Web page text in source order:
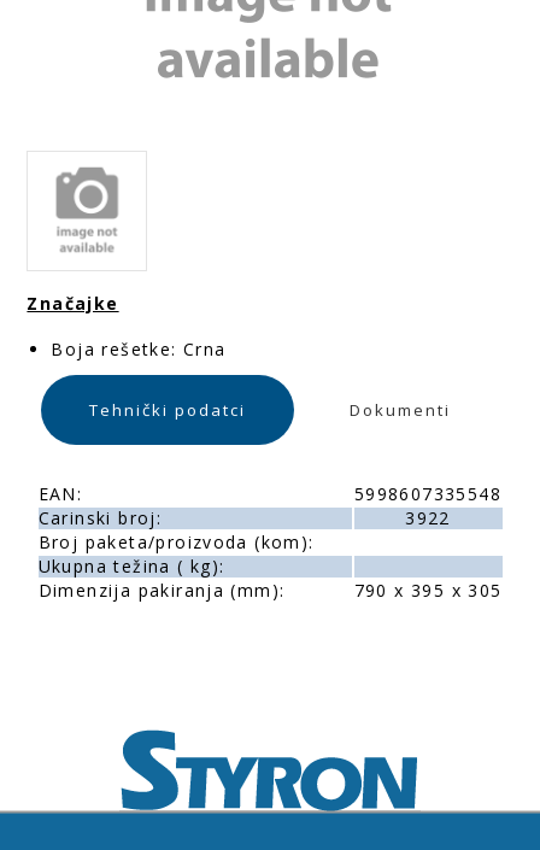
Značajke
Boja rešetke: Crna
Tehnički podatci Dokumenti
EAN:
5998607335548
Carinski broj:
3922
Broj paketa/proizvoda (kom):
Ukupna težina ( kg):
Dimenzija pakiranja (mm):
790 x 395 x 305